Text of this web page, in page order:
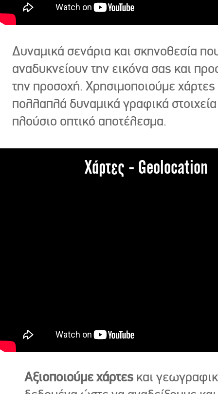
Δυναμικά σενάρια και σκηνοθεσία
αναδυκνείουν την εικόνα σας και
την προσοχή. Χρησιμοποιούμε χάρτες
πολλαπλά δυναμικά γραφικά στοιχεία
πλούσιο οπτικό αποτέλεσμα.
Χάρτες - Geolocation
Αξιοποιούμε χάρτες και